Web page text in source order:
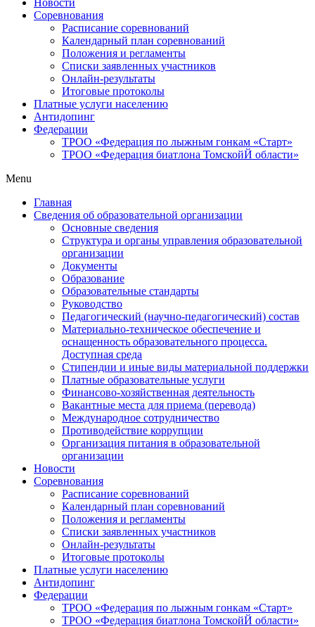
Новости
Соревнования
Расписание соревнований
Календарный план соревнований
Положения и регламенты
Списки заявленных участников
Онлайн-результаты
Итоговые протоколы
Платные услуги населению
Антидопинг
Федерации
ТРОО «Федерация по лыжным гонкам «Старт»
ТРОО «Федерация биатлона ТомскойЙ области»
Menu
Главная
Сведения об образовательной организации
Основные сведения
Структура и органы управления образовательной
организации
Документы
Образование
Образовательные стандарты
Руководство
Педагогический (научно-педагогический) состав
Материально-техническое обеспечение и
оснащенность образовательного процесса.
Доступная среда
Стипендии и иные виды материальной поддержки
Платные образовательные услуги
Финансово-хозяйственная деятельность
Вакантные места для приема (перевода)
Международное сотрудничество
Противодействие коррупции
Организация питания в образовательной
организации
Новости
Соревнования
Расписание соревнований
Календарный план соревнований
Положения и регламенты
Списки заявленных участников
Онлайн-результаты
Итоговые протоколы
Платные услуги населению
Антидопинг
Федерации
ТРОО «Федерация по лыжным гонкам «Старт»
ТРОО «Федерация биатлона ТомскойЙ области»